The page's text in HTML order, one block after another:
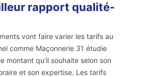
rapport qualité-
vont faire varier les tarifs au
comme Maçonnerie 31 étudie
qu’il souhaite selon son
et son expertise. Les tarifs